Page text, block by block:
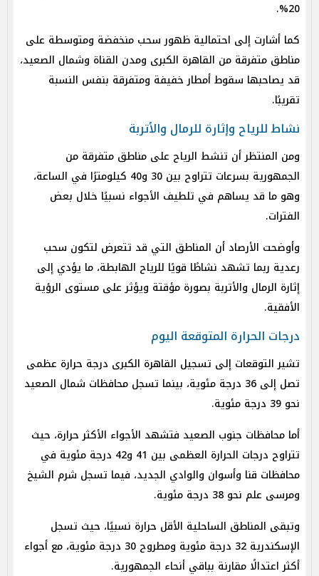
20%.
كما أشارت إلى احتمالية ظهور سحب منخفضة ومتوسطة على
مناطق متفرقة من القاهرة الكبرى ومدن القناة وشمال الصعيد،
قد يصاحبها سقوط أمطار خفيفة ومتفرقة بنفس النسبة
تقريبًا.
نشاط للرياح وإثارة للرمال والأتربة
ومن المنتظر أن تنشط الرياح على مناطق متفرقة من
الجمهورية بسرعات تتراوح بين 30 و40 كيلومترًا في الساعة،
وهو ما قد يساهم في تلطيف الأجواء نسبيًا خلال بعض
الفترات.
وأوضحت الأرصاد أن المناطق التي قد تتعرض لتكون سحب
رعدية ربما تشهد نشاطًا قويًا للرياح الهابطة، ما يؤدي إلى
إثارة الرمال والأتربة بصورة مؤقتة ويؤثر على مستوى الرؤية
الأفقية.
درجات الحرارة المتوقعة اليوم
تشير التوقعات إلى تسجيل القاهرة الكبرى درجة حرارة عظمى
تصل إلى 36 درجة مئوية، بينما تسجل محافظات شمال الصعيد
نحو 39 درجة مئوية.
أما محافظات جنوب الصعيد فتشهد الأجواء الأكثر حرارة، حيث
تتراوح درجات الحرارة العظمى بين 41 و42 درجة مئوية في
محافظات قنا وأسوان والوادي الجديد، فيما تسجل شرم الشيخ
ومرسى علم نحو 38 درجة مئوية.
وتبقى المناطق الساحلية الأقل حرارة نسبيًا، حيث تسجل
الإسكندرية 32 درجة مئوية ومطروح 30 درجة مئوية، مع أجواء
أكثر اعتدالًا مقارنة بباقي أنحاء الجمهورية.